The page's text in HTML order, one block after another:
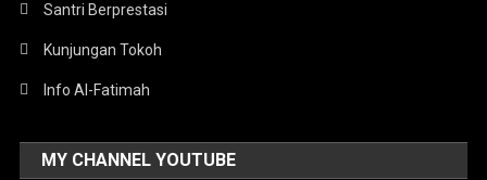
Santri Berprestasi
Kunjungan Tokoh
Info Al-Fatimah
MY CHANNEL YOUTUBE